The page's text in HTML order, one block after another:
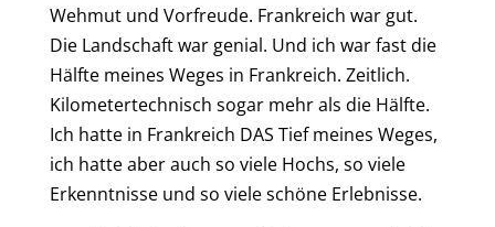
Wehmut und Vorfreude. Frankreich war gut.
Die Landschaft war genial. Und ich war fast die
Hälfte meines Weges in Frankreich. Zeitlich.
Kilometertechnisch sogar mehr als die Hälfte.
Ich hatte in Frankreich DAS Tief meines Weges,
ich hatte aber auch so viele Hochs, so viele
Erkenntnisse und so viele schöne Erlebnisse.